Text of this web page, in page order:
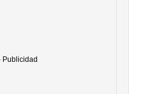
Publicidad